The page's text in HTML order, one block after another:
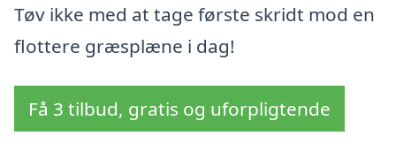
Tøv ikke med at tage første skridt mod en
flottere græsplæne i dag!
Få 3 tilbud, gratis og uforpligtende